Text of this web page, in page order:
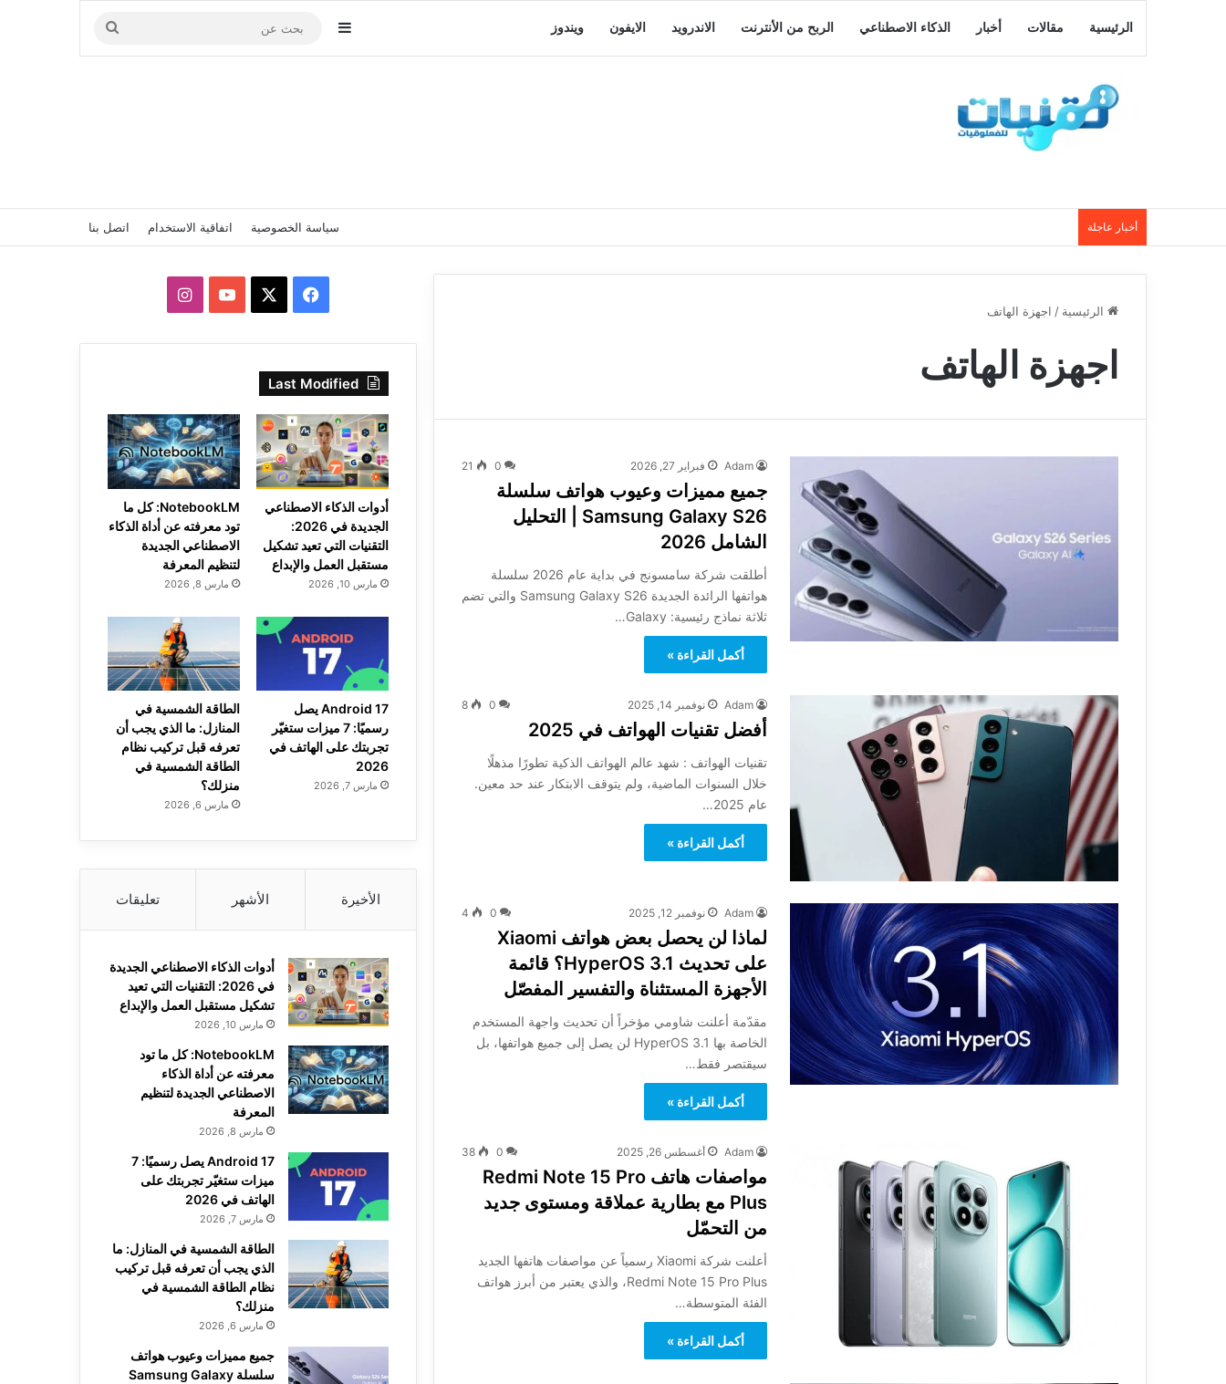
الرئيسية مقالات أخبار الذكاء الاصطناعي الربح من الأنترنت الاندرويد الايفون ويندوز إضافة عمود جانبي
بحث
عن
أخبار عاجلة سياسة الخصوصية اتفاقية الاستخدام اتصل بنا
الرئيسية / اجهزة الهاتف
اجهزة الهاتف
Adam فبراير 27, 2026 0
21
جميع مميزات وعيوب هواتف سلسلة
Samsung Galaxy S26 | التحليل
الشامل 2026
أطلقت شركة سامسونج في بداية عام 2026 سلسلة
هواتفها الرائدة الجديدة Samsung Galaxy S26 والتي تضم
ثلاثة نماذج رئيسية: Galaxy…
أكمل القراءة »
Adam نوفمبر 14, 2025 0
8
أفضل تقنيات الهواتف في 2025
تقنيات الهواتف : شهد عالم الهواتف الذكية تطورًا مذهلًا
خلال السنوات الماضية، ولم يتوقف الابتكار عند حد معين.
عام 2025…
أكمل القراءة »
Adam نوفمبر 12, 2025 0
4
لماذا لن يحصل بعض هواتف Xiaomi
على تحديث HyperOS 3.1؟ قائمة
الأجهزة المستثناة والتفسير المفصّل
مقدّمة أعلنت شاومي مؤخراً أن تحديث واجهة المستخدم
الخاصة بها HyperOS 3.1 لن يصل إلى جميع هواتفها، بل
سيقتصر فقط…
أكمل القراءة »
Adam أغسطس 26, 2025 0
38
مواصفات هاتف Redmi Note 15 Pro
Plus مع بطارية عملاقة ومستوى جديد
من التحمّل
أعلنت شركة Xiaomi رسمياً عن مواصفات هاتفها الجديد
Redmi Note 15 Pro Plus، والذي يعتبر من أبرز هواتف
الفئة المتوسطة…
أكمل القراءة »
فيسبوك ‫YouTubeانستقرام
Last Modified
أدوات الذكاء الاصطناعي
الجديدة في 2026:
التقنيات التي تعيد تشكيل
مستقبل العمل والإبداع
مارس 10, 2026
NotebookLM: كل ما
تود معرفته عن أداة الذكاء
الاصطناعي الجديدة
لتنظيم المعرفة
مارس 8, 2026
Android 17 يصل
رسميًا: 7 ميزات ستغيّر
تجربتك على الهاتف في
2026
مارس 7, 2026
الطاقة الشمسية في
المنازل: ما الذي يجب أن
تعرفه قبل تركيب نظام
الطاقة الشمسية في
منزلك؟
مارس 6, 2026
الأخيرة الأشهر تعليقات
أدوات الذكاء الاصطناعي الجديدة
في 2026: التقنيات التي تعيد
تشكيل مستقبل العمل والإبداع
مارس 10, 2026
NotebookLM: كل ما تود
معرفته عن أداة الذكاء
الاصطناعي الجديدة لتنظيم
المعرفة
مارس 8, 2026
Android 17 يصل رسميًا: 7
ميزات ستغيّر تجربتك على
الهاتف في 2026
مارس 7, 2026
الطاقة الشمسية في المنازل: ما
الذي يجب أن تعرفه قبل تركيب
نظام الطاقة الشمسية في
منزلك؟
مارس 6, 2026
جميع مميزات وعيوب هواتف
سلسلة Samsung Galaxy